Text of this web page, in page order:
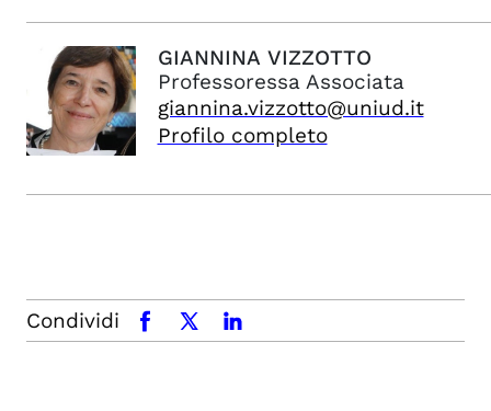
GIANNINA VIZZOTTO
Professoressa Associata
giannina.vizzotto@uniud.it
Profilo completo
Condividi facebookx.comlinkedin